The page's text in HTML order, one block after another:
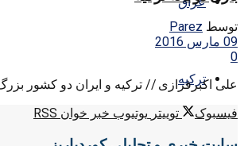
ترکیه
توسط Parez
09 مارس 2016
0
علی اکبرفرازی // ترکیه و ایران دو کشور
فیسبوک
توییتر یوتیوب خبر خوان RSS